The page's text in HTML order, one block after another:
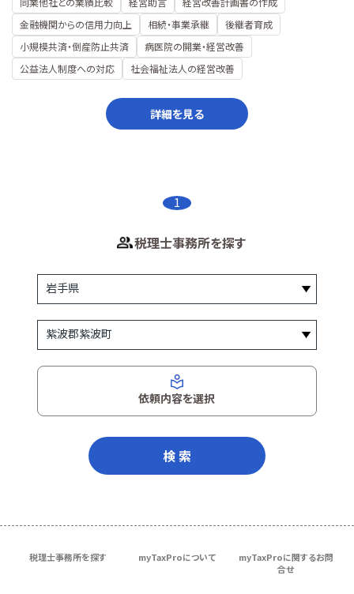
金融機関からの信用力向上
相続・事業承継
後継者育成
小規模共済・倒産防止共済
病医院の開業・経営改善
公益法人制度への対応
社会福祉法人の経営改善
詳細を見る
1
税理士事務所を探す
依頼内容を選択
検 索
税理士事務所を探す myTaxProについて
myTaxProに関するお問
合せ